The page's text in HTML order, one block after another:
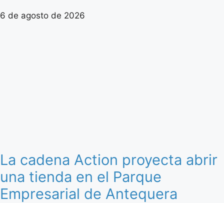
6 de agosto de 2026
La cadena Action proyecta abrir
una tienda en el Parque
Empresarial de Antequera